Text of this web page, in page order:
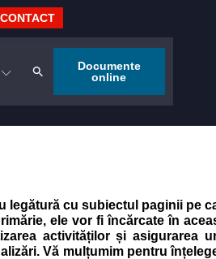
CONTACT
Documente
online
legătură cu subiectul paginii pe
ele vor fi încărcate în
activităților și asigurarea
Vă mulțumim pentru